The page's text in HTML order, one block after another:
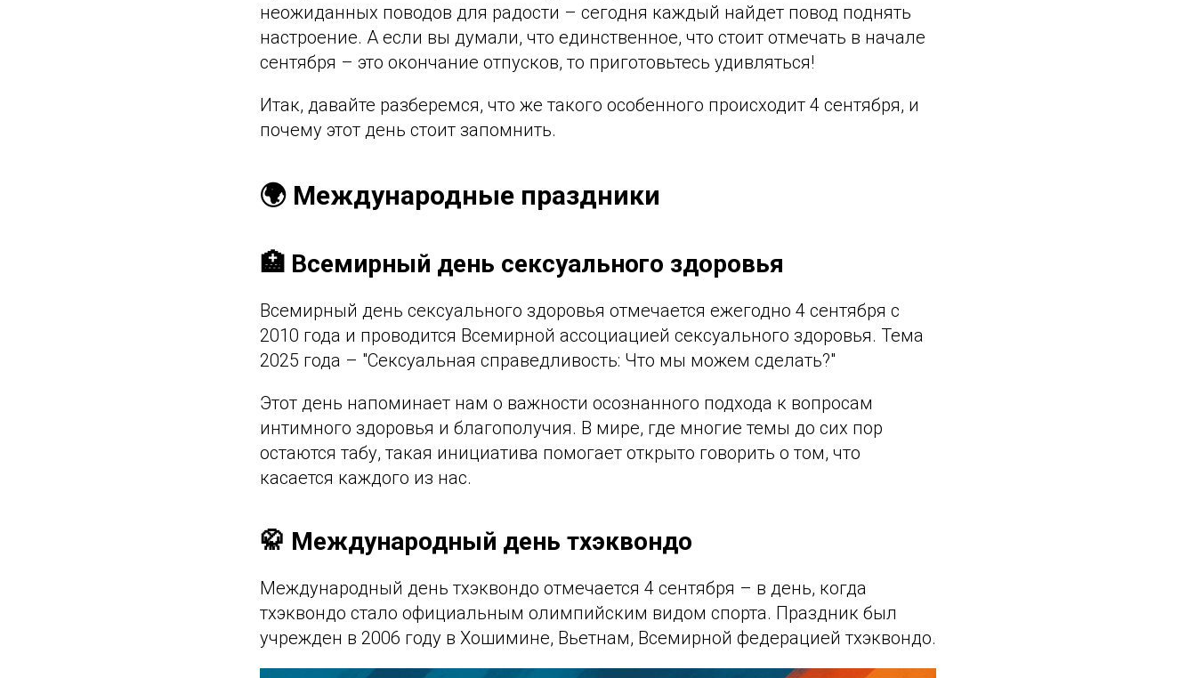
неожиданных поводов для радости – сегодня каждый найдет повод поднять
настроение. А если вы думали, что единственное, что стоит отмечать в начале
сентября – это окончание отпусков, то приготовьтесь удивляться!
Итак, давайте разберемся, что же такого особенного происходит 4 сентября, и
почему этот день стоит запомнить.
🌍 Международные праздники
🏥 Всемирный день сексуального здоровья
Всемирный день сексуального здоровья отмечается ежегодно 4 сентября с
2010 года и проводится Всемирной ассоциацией сексуального здоровья. Тема
2025 года – "Сексуальная справедливость: Что мы можем сделать?"
Этот день напоминает нам о важности осознанного подхода к вопросам
интимного здоровья и благополучия. В мире, где многие темы до сих пор
остаются табу, такая инициатива помогает открыто говорить о том, что
касается каждого из нас.
🥋 Международный день тхэквондо
Международный день тхэквондо отмечается 4 сентября – в день, когда
тхэквондо стало официальным олимпийским видом спорта. Праздник был
учрежден в 2006 году в Хошимине, Вьетнам, Всемирной федерацией тхэквондо.